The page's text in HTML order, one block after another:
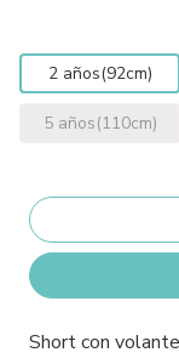
2 años(92cm)
5 años(110cm)
Short con